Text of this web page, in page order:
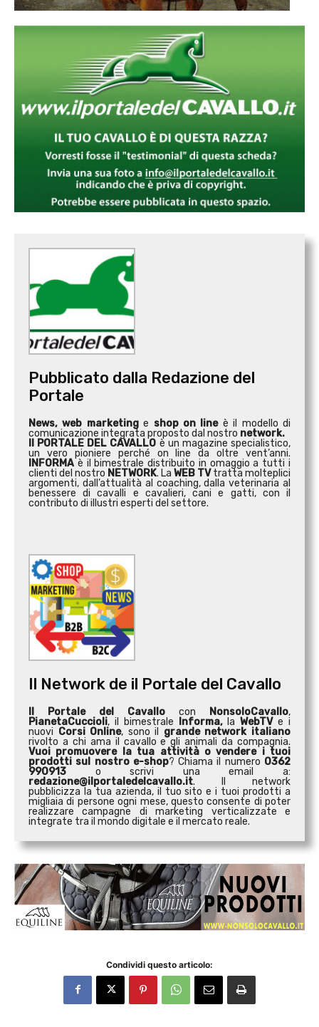
Pubblicato dalla Redazione del
Portale
News, web marketinge shop on line è il modello di
comunicazione integrata proposto dal nostro network.
Il PORTALE DEL CAVALLO è un magazine specialistico,
un vero pioniere perché on line da oltre vent’anni.
INFORMA è il bimestrale distribuito in omaggio a tutti i
clienti del nostro NETWORK. La WEB TVtratta molteplici
argomenti, dall’attualità al coaching, dalla veterinaria al
benessere di cavalli e cavalieri, cani e gatti, con il
contributo di illustri esperti del settore.
Il Network de il Portale del Cavallo
Il Portale del Cavallo con NonsoloCavallo,
PianetaCuccioli, il bimestrale Informa,laWebTVe i
nuovi Corsi Online, sono il grande network italiano
rivolto a chi ama il cavallo e gli animali da compagnia.
Vuoi promuovere la tua attività ovendere i tuoi
prodotti sul nostro e-shop? Chiama il numero 0362
990913 o scrivi una email a:
redazione@ilportaledelcavallo.it. Il network
pubblicizza la tua azienda, il tuo sito e i tuoi prodotti a
migliaia di persone ogni mese, questo consente di poter
realizzare campagne di marketing verticalizzate e
integrate tra il mondo digitale e il mercato reale.
Condividi questo articolo: